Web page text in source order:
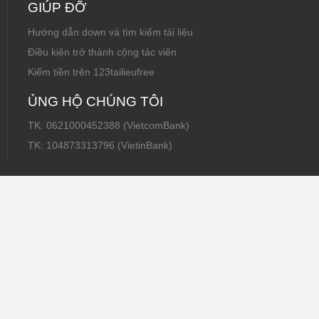
GIÚP ĐỠ
Hướng dẫn down và tìm kiếm tài liệu
Điều kiện trở thành cộng tác viên
Kiếm tiền trên 123tailieufree
ỦNG HỘ CHÚNG TÔI
TK: 0621000452388 (VietcomBank)
TK: 104873313796 (VietinBank)